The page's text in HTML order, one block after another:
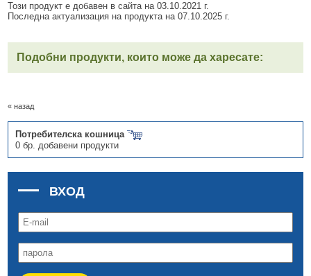
Този продукт е добавен в сайта на 03.10.2021 г.
Последна актуализация на продукта на 07.10.2025 г.
Подобни продукти, които може да харесате:
« назад
Потребителска кошница
0 бр. добавени продукти
ВХОД